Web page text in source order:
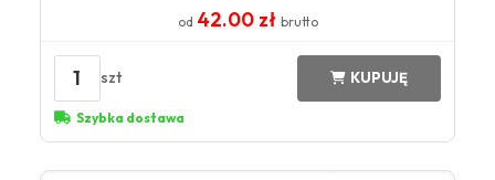
od 42.00 zł brutto
1 szt KUPUJĘ
Szybka dostawa